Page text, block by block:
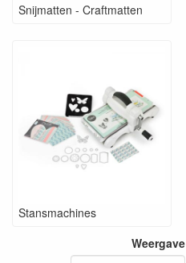
Snijmatten - Craftmatten
Stansmachines
Weergave